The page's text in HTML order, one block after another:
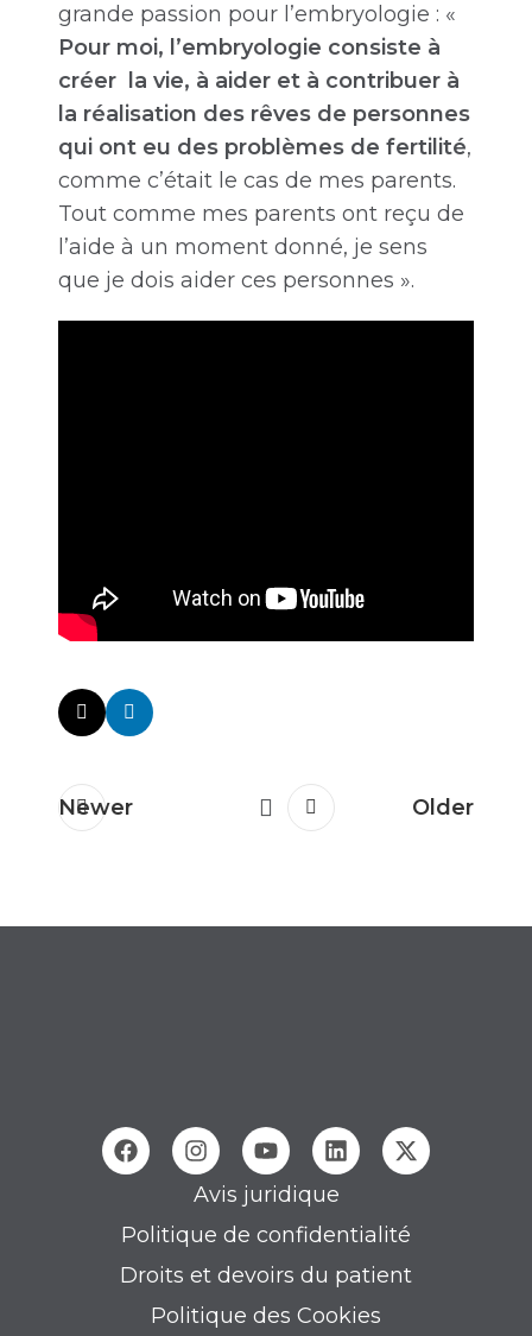
grande passion pour l’embryologie : «
Pour moi, l’embryologie consiste à
créer la vie, à aider et à contribuer à
la réalisation des rêves de personnes
qui ont eu des problèmes de fertilité,
comme c’était le cas de mes parents.
Tout comme mes parents ont reçu de
l’aide à un moment donné, je sens
que je dois aider ces personnes ».
Newer Older
Avis juridique
Politique de confidentialité
Droits et devoirs du patient
Politique des Cookies